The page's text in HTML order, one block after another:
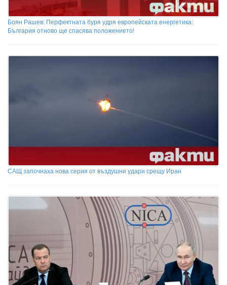
Боян Рашев: Перфектната буря удря европейската енергетика:
България отново ще спасява положението!
САЩ започнаха нова серия от въздушни удари срещу Иран